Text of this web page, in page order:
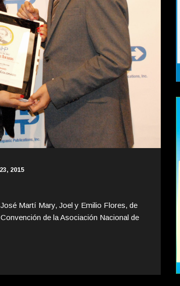
2015
Martí Mary, Joel y Emilio Flores, de
de la Asociación Nacional de